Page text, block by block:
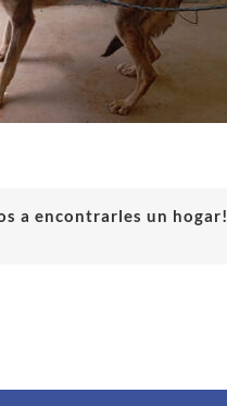
a encontrarles un hogar!